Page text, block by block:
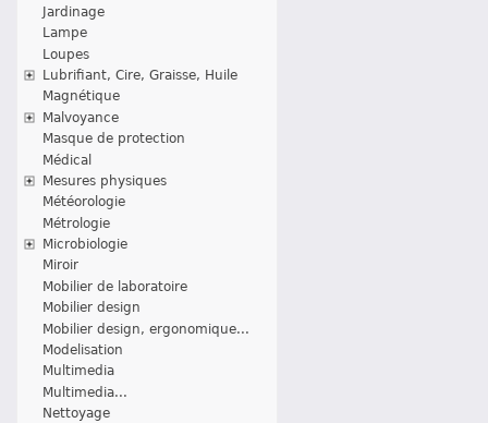
Jardinage
Lampe
Loupes
Lubrifiant, Cire, Graisse, Huile
Magnétique
Malvoyance
Masque de protection
Médical
Mesures physiques
Météorologie
Métrologie
Microbiologie
Miroir
Mobilier de laboratoire
Mobilier design
Mobilier design, ergonomique...
Modelisation
Multimedia
Multimedia...
Nettoyage